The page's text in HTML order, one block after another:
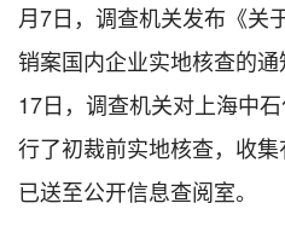
月7日，调查机关发布《关
销案国内企业实地核查的
17日，调查机关对上海中
行了初裁前实地核查，收
已送至公开信息查阅室。